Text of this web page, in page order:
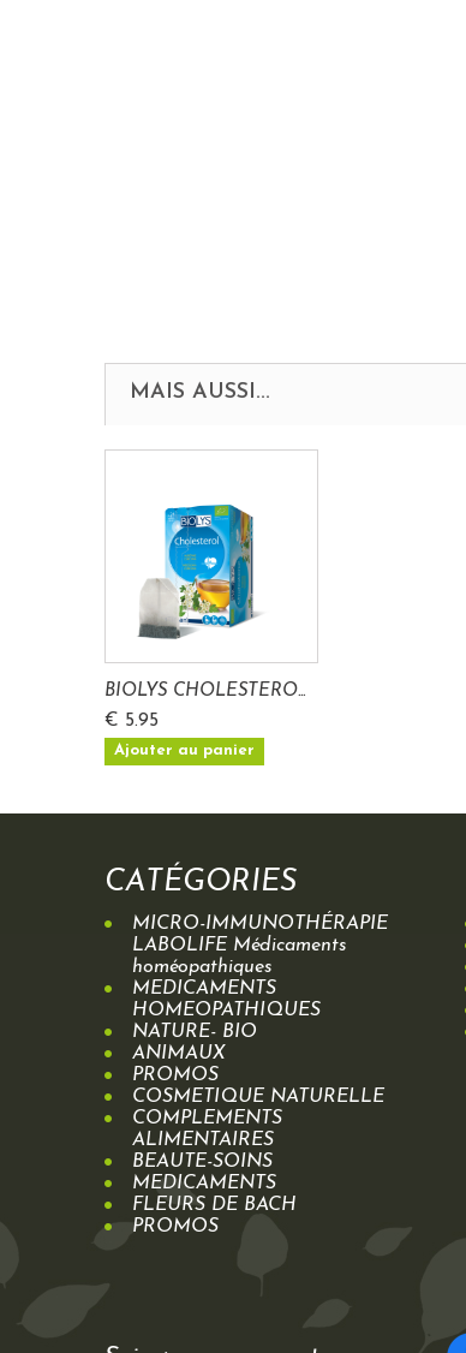
MAIS AUSSI...
BIOLYS CHOLESTERO...
€ 5.95
Ajouter au panier
CATÉGORIES
MICRO-IMMUNOTHÉRAPIE
LABOLIFE Médicaments
homéopathiques
MEDICAMENTS
HOMEOPATHIQUES
NATURE- BIO
ANIMAUX
PROMOS
COSMETIQUE NATURELLE
COMPLEMENTS
ALIMENTAIRES
BEAUTE-SOINS
MEDICAMENTS
FLEURS DE BACH
PROMOS